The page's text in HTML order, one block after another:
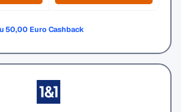
50,00 Euro Cashback